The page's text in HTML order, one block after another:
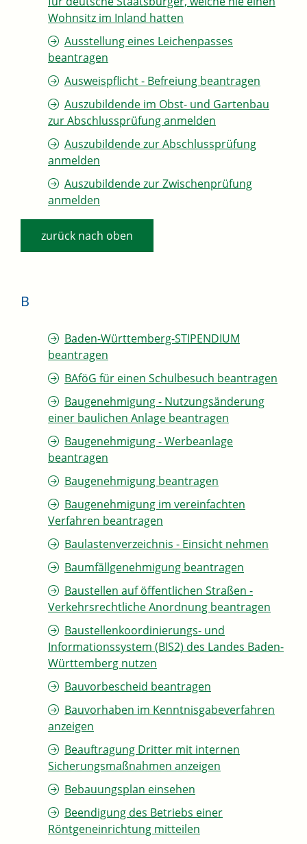
Wohnsitz im Inland hatten
Ausstellung eines Leichenpasses
beantragen
Ausweispflicht - Befreiung beantragen
Auszubildende im Obst- und Gartenbau
zur Abschlussprüfung anmelden
Auszubildende zur Abschlussprüfung
anmelden
Auszubildende zur Zwischenprüfung
anmelden
zurück nach oben
B
Baden-Württemberg-STIPENDIUM
beantragen
BAföG für einen Schulbesuch beantragen
Baugenehmigung - Nutzungsänderung
einer baulichen Anlage beantragen
Baugenehmigung - Werbeanlage
beantragen
Baugenehmigung beantragen
Baugenehmigung im vereinfachten
Verfahren beantragen
Baulastenverzeichnis - Einsicht nehmen
Baumfällgenehmigung beantragen
Baustellen auf öffentlichen Straßen -
Verkehrsrechtliche Anordnung beantragen
Baustellenkoordinierungs- und
Informationssystem (BIS2) des Landes Baden-
Württemberg nutzen
Bauvorbescheid beantragen
Bauvorhaben im Kenntnisgabeverfahren
anzeigen
Beauftragung Dritter mit internen
Sicherungsmaßnahmen anzeigen
Bebauungsplan einsehen
Beendigung des Betriebs einer
Röntgeneinrichtung mitteilen